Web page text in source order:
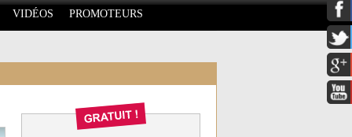
VIDÉOS PROMOTEURS